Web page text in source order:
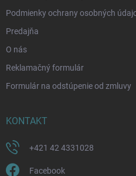
Podmienky ochrany osobných
Predajňa
O nás
Reklamačný formulár
Formulár na odstúpenie od zmluvy
KONTAKT
+421 42 4331028
Facebook